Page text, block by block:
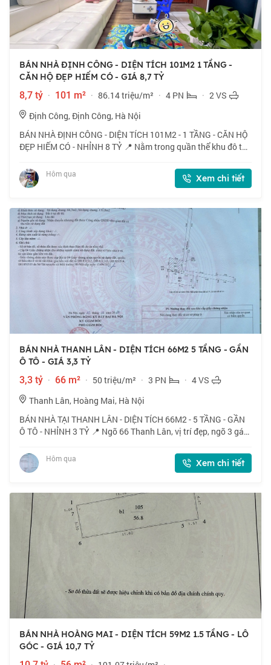
BÁN NHÀ ĐỊNH CÔNG - DIỆN TÍCH 101M2 1 TẦNG -
CĂN HỘ ĐẸP HIẾM CÓ - GIÁ 8,7 TỶ
8,7 tỷ · 101 m² · 86.14 triệu/m² · 4 PN · 2 VS
Định Công, Định Công, Hà Nội
BÁN NHÀ ĐỊNH CÔNG - DIỆN TÍCH 101M2 - 1 TẦNG - CĂN HỘ
ĐẸP HIẾM CÓ - NHỈNH 8 TỶ 📍 Nằm trong quần thể khu đô thị
chỉ vài trăm mét, nhà do HUD xâ
Hôm qua Xem chi tiết
BÁN NHÀ THANH LÂN - DIỆN TÍCH 66M2 5 TẦNG - GẦN
Ô TÔ - GIÁ 3,3 TỶ
3,3 tỷ · 66 m² · 50 triệu/m² · 3 PN · 4 VS
Thanh Lân, Hoàng Mai, Hà Nội
BÁN NHÀ TẠI THANH LÂN - DIỆN TÍCH 66M2 - 5 TẦNG - GẦN
Ô TÔ - NHỈNH 3 TỶ 📍 Ngõ 66 Thanh Lân, vị trí đẹp, ngõ 3 gác
Nhỉnh 3 tỷ. 📜 Sổ đỏ cất két
Hôm qua Xem chi tiết
BÁN NHÀ HOÀNG MAI - DIỆN TÍCH 59M2 1.5 TẦNG - LÔ
GÓC - GIÁ 10,7 TỶ